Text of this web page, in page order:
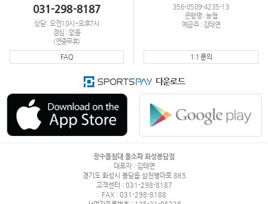
031-298-8187
상담 : 오전10시~오후7시
점심 : 없음
(연중무휴)
FAQ
356-0509-4235-13
은행명 : 농협
예금주 : 김태연
1:1 문의
다운로드
장수돌침대 돌소파 화성봉담점
대표자 : 김태연
경기도 화성시 봉담읍 삼천병마로 865
고객센터 : 031-298-8187
FAX : 031-298-8188